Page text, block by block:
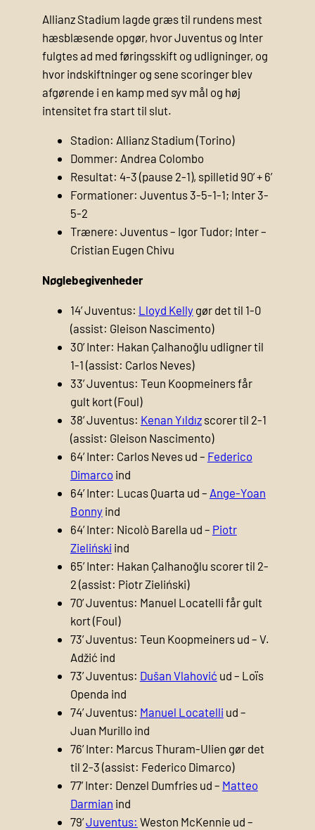
Allianz Stadium lagde græs til rundens mest
hæsblæsende opgør, hvor Juventus og Inter
fulgtes ad med føringsskift og udligninger, og
hvor indskiftninger og sene scoringer blev
afgørende i en kamp med syv mål og høj
intensitet fra start til slut.
Stadion: Allianz Stadium (Torino)
Dommer: Andrea Colombo
Resultat: 4-3 (pause 2-1), spilletid 90’ + 6’
Formationer: Juventus 3-5-1-1; Inter 3-
5-2
Trænere: Juventus – Igor Tudor; Inter –
Cristian Eugen Chivu
Nøglebegivenheder
14’ Juventus: Lloyd Kellygør det til 1-0
(assist: Gleison Nascimento)
30’ Inter: Hakan Çalhanoğlu udligner til
1-1 (assist: Carlos Neves)
33’ Juventus: Teun Koopmeiners får
gult kort (Foul)
38’ Juventus: Kenan Yıldızscorer til 2-1
(assist: Gleison Nascimento)
64’ Inter: Carlos Neves ud – Federico
Dimarco ind
64’ Inter: Lucas Quarta ud – Ange-Yoan
Bonnyind
64’ Inter: Nicolò Barella ud – Piotr
Zieliński ind
65’ Inter: Hakan Çalhanoğlu scorer til 2-
2 (assist: Piotr Zieliński)
70’ Juventus: Manuel Locatelli får gult
kort (Foul)
73’ Juventus: Teun Koopmeiners ud – V.
Adžić ind
73’ Juventus: Dušan Vlahović ud – Loïs
Openda ind
74’ Juventus: Manuel Locatelli ud –
Juan Murillo ind
76’ Inter: Marcus Thuram-Ulien gør det
til 2-3 (assist: Federico Dimarco)
77’ Inter: Denzel Dumfries ud – Matteo
Darmian ind
79’Juventus: Weston McKennie ud –